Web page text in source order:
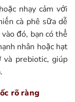
nhạy cảm với
cà phê sữa dễ
đó, bạn có thể
nhân hoặc hạt
prebiotic, giúp
rõ ràng